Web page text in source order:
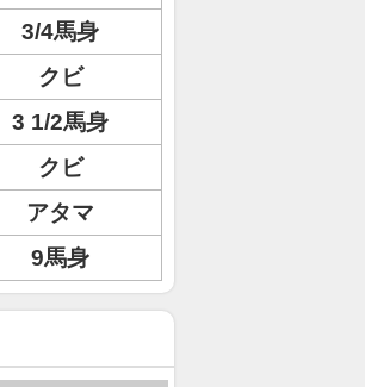
3/4馬身
クビ
3 1/2馬身
クビ
アタマ
9馬身